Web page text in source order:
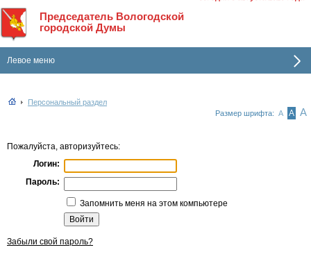
Председатель Вологодской
городской Думы
Левое меню
Персональный раздел
Размер шрифта: А А А
Пожалуйста, авторизуйтесь:
Логин:
Пароль:
Запомнить меня на этом компьютере
Забыли свой пароль?